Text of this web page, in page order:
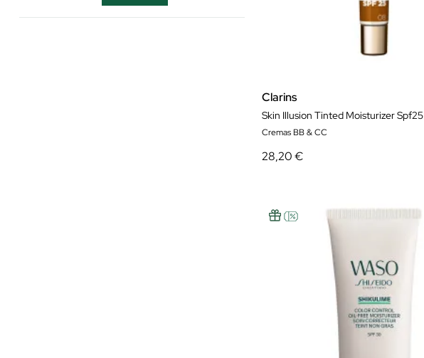
Clarins
Skin Illusion Tinted Moisturizer Spf25
Cremas BB & CC
28,20 €